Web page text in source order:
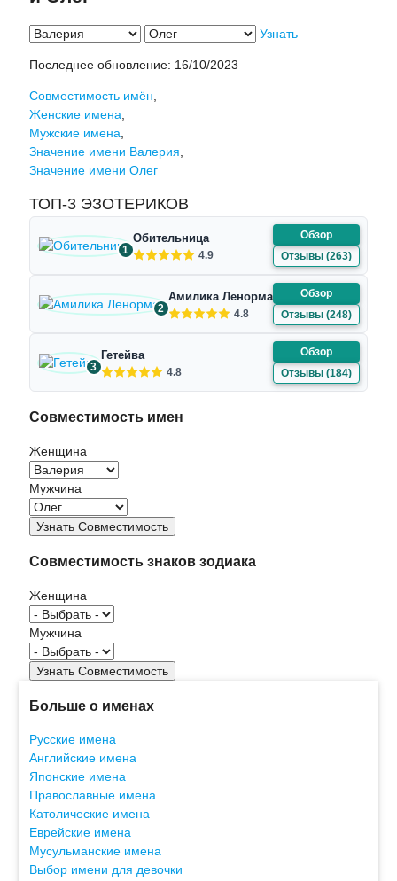
Узнать
Последнее обновление: 16/10/2023
Совместимость имён
Женские имена
Мужские имена
Значение имени Валерия
Значение имени Олег
ТОП-3 ЭЗОТЕРИКОВ
1
Обительница
4.9
Обзор
Отзывы (263)
2
Амилика Ленорман
4.8
Обзор
Отзывы (248)
3
Гетейва
4.8
Обзор
Отзывы (184)
Совместимость имен
Женщина
Мужчина
Совместимость знаков зодиака
Женщина
Мужчина
Больше о именах
Русские имена
Английские имена
Японские имена
Православные имена
Католические имена
Еврейские имена
Мусульманские имена
Выбор имени для девочки